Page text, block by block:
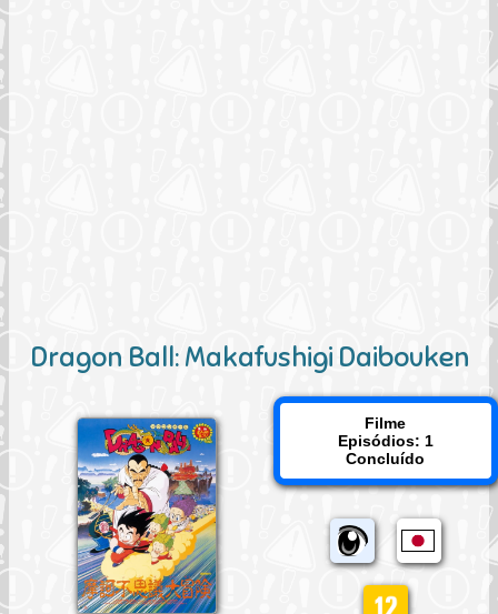
Dragon Ball: Makafushigi Daibouken
Filme
Episódios: 1
Concluído